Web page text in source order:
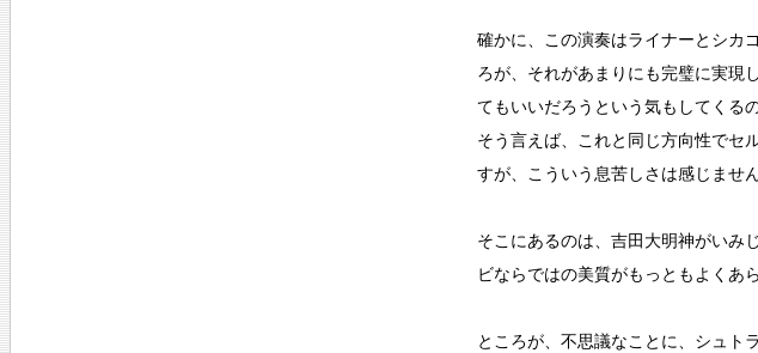
確かに、この演奏はライナーとシカ
ろが、それがあまりにも完璧に実現
てもいいだろうという気もしてくるの
そう言えば、これと同じ方向性でセ
すが、こういう息苦しさは感じません
そこにあるのは、吉田大明神がいみ
ビならではの美質がもっともよくあ
ところが、不思議なことに、シュト